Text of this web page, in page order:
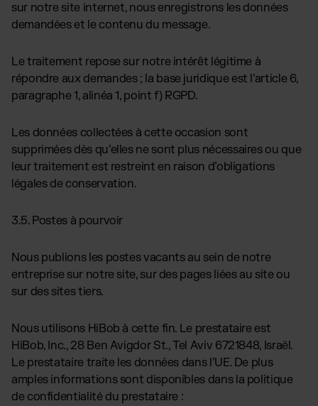
sur notre site internet, nous enregistrons les données
demandées et le contenu du message.
Le traitement repose sur notre intérêt légitime à
répondre aux demandes ; la base juridique est l’article 6,
paragraphe 1, alinéa 1, point f) RGPD.
Les données collectées à cette occasion sont
supprimées dès qu’elles ne sont plus nécessaires ou que
leur traitement est restreint en raison d’obligations
légales de conservation.
3.5. Postes à pourvoir
Nous publions les postes vacants au sein de notre
entreprise sur notre site, sur des pages liées au site ou
sur des sites tiers.
Nous utilisons HiBob à cette fin. Le prestataire est
HiBob, Inc., 28 Ben Avigdor St., Tel Aviv 6721848, Israël.
Le prestataire traite les données dans l’UE. De plus
amples informations sont disponibles dans la politique
de confidentialité du prestataire :